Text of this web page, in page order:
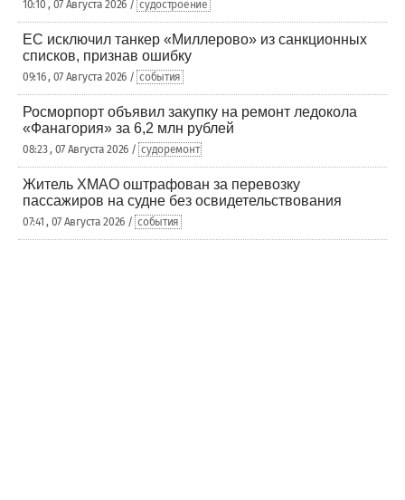
10:10 , 07 Августа 2026 / судостроение
ЕС исключил танкер «Миллерово» из санкционных
списков, признав ошибку
09:16 , 07 Августа 2026 / события
Росморпорт объявил закупку на ремонт ледокола
«Фанагория» за 6,2 млн рублей
08:23 , 07 Августа 2026 / судоремонт
Житель ХМАО оштрафован за перевозку
пассажиров на судне без освидетельствования
07:41 , 07 Августа 2026 / события